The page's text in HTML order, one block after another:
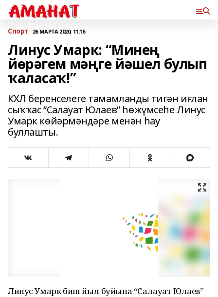
Спорт 26 МАРТА 2020, 11:16
Линус Умарк: “Минең
йөрәгем мәңге йәшел булып
ҡаласаҡ!”
КХЛ беренселеге тамамланды тигән иғлан
сыҡҡас “Салауат Юлаев” һөжүмсеһе Линус
Умарк көйәрмәндәре менән һау
буллашты.
Линус Умарк биш йыл буйына “Салауат Юлаев”